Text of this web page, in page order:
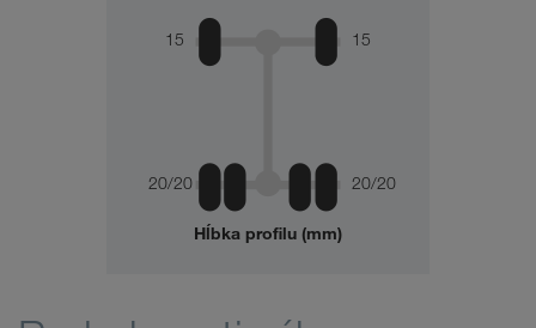
15 15
20/20 20/20
Hĺbka profilu (mm)